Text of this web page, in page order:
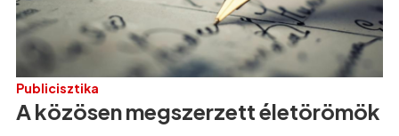
Publicisztika
A közösen megszerzett életörömök